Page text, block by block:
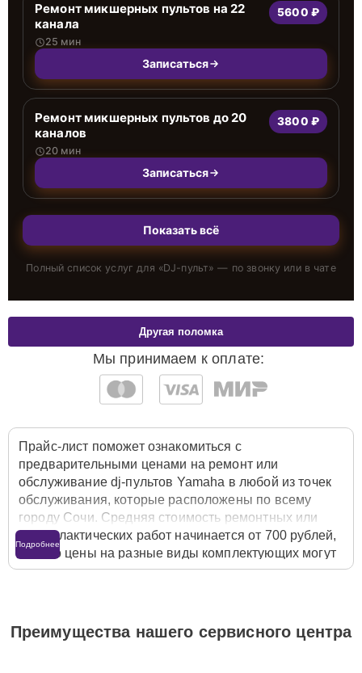
Ремонт микшерных пультов на 22
канала
25 мин
5600 ₽
Записаться
Ремонт микшерных пультов до 20
каналов
20 мин
3800 ₽
Записаться
Показать всё
Полный список услуг для «DJ-пульт» — по звонку или в чате
Мы принимаем к оплате:
Другая поломка
Прайс-лист поможет ознакомиться с
предварительными ценами на ремонт или
обслуживание dj-пультов Yamaha в любой из точек
обслуживания, которые расположены по всему
городу Сочи. Средняя стоимость ремонтных или
профилактических работ начинается от 700 рублей,
однако цены на разные виды комплектующих могут
различаться. Полную стоимость работ с учётом
клиентах. Для расчета итоговой стоимости ремонта
dj-пульта достаточно позвонить по телефону
Подробнее
Преимущества нашего сервисного центра